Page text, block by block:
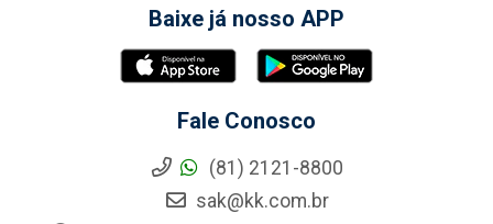
Baixe já nosso APP
Fale Conosco
(81) 2121-8800
sak@kk.com.br